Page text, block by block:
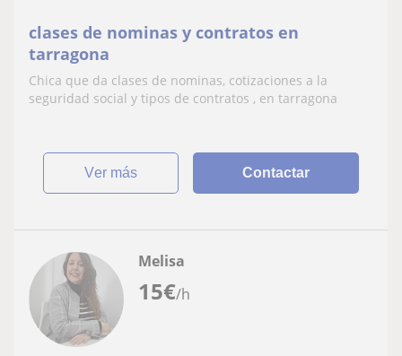
clases de nominas y contratos en
tarragona
Chica que da clases de nominas, cotizaciones a la
seguridad social y tipos de contratos , en tarragona
ver más Contactar
15€/h
Melisa